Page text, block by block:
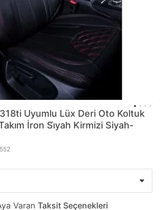
Uyumlu Lüx Deri Oto Koltuk
Takım İron Si̇yah Kirmizi Siyah-
Varan Taksit Seçenekleri